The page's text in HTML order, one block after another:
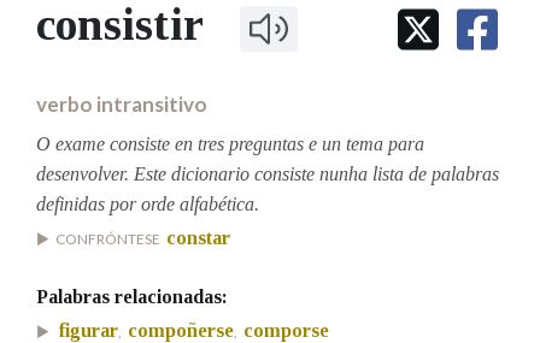
IDENTIDADE CORPORATIVA
MARCIAL DEL ADALID
FIGURAS HOMENAXEADAS
PRIMAVERA DAS LETRAS
PORTAL DAS PALABRAS
Facebook
TwitterYoutubeInstagram
Bluesky
BUSCAR NOS LEMAS
Remata por
consistir
verbo intransitivo
O exame consiste en tres preguntas e un tema para
desenvolver. Este dicionario consiste nunha lista de palabras
definidas por orde alfabética.
CONFRÓNTESE constar
Palabras relacionadas:
figurar, compoñerse, comporse